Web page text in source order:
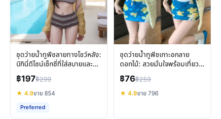
ชุดว่ายน้ำทูพีชลายทางโชว์หลัง:
บิกินี่ดีไซน์เซ็กซี่ที่ใส่สบายและ
มั่นใจ
฿197฿299
★ 4.9ขาย 854
Preferred
ชุดว่ายน้ำทูพีชเกาะอกลาย
ดอกไม้: สวยมั่นใจพร้อมเที่ยว
ทะเลรับซัมเมอร์
฿76฿259
★ 4.9ขาย 796